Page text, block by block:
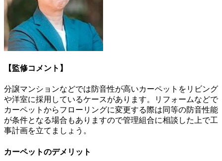
【監修コメント】
分譲マンションなどでは防音性が高いカーペットをリビング
や洋室に採用しているケースがあります。リフォームなどで
カーペットからフローリングに変更する際は同等の防音性能
が条件となる場合もありますので管理組合に相談した上で工
事計画を立てましょう。
カーペットのデメリット